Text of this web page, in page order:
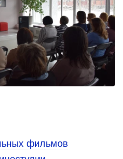
фильмов